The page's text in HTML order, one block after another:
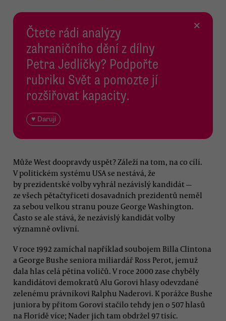
Čtete rádi analýzy
zahraničního dění z dílny
Petra Jedličky? Podpořte
rubriku Svět a pomozte jí
rozšiřovat kapacity.
♥ Daruji
×
Může West doopravdy uspět? Záleží na tom, na co cílí.
V politickém systému USA se nestává, že
by prezidentské volby vyhrál nezávislý kandidát —
ze všech pětačtyřiceti dosavadních prezidentů neměl
za sebou velkou stranu pouze George Washington.
Často se ale stává, že nezávislý kandidát volby
významně ovlivní.
V roce 1992 zamíchal například soubojem Billa Clintona
a George Bushe seniora miliardář Ross Perot, jemuž
dala hlas celá pětina voličů. V roce 2000 zase chyběly
kandidátovi demokratů Alu Gorovi hlasy odevzdané
zelenému právníkovi Ralphu Naderovi. K porážce Bushe
juniora by přitom Gorovi stačilo tehdy jen o 507 hlasů
na Floridě více; Nader jich tam obdržel 97 tisíc.